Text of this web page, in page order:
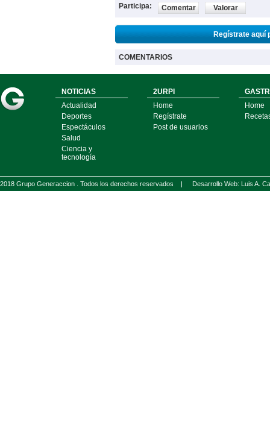
Participa: Comentar Valorar
Regístrate aquí
COMENTARIOS
NOTICIAS
Actualidad
Deportes
Espectáculos
Salud
Ciencia y
tecnología
2URPI
Home
Regístrate
Post de usuarios
Home
2018 Grupo Generaccion . Todos los derechos reservados | Desarrollo Web: Luis